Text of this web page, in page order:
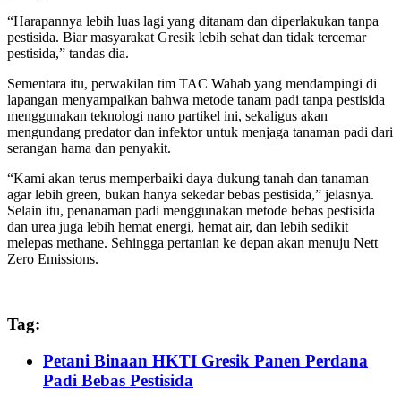
“Harapannya lebih luas lagi yang ditanam dan diperlakukan tanpa
pestisida. Biar masyarakat Gresik lebih sehat dan tidak tercemar
pestisida,” tandas dia.
Sementara itu, perwakilan tim TAC Wahab yang mendampingi di
lapangan menyampaikan bahwa metode tanam padi tanpa pestisida
menggunakan teknologi nano partikel ini, sekaligus akan
mengundang predator dan infektor untuk menjaga tanaman padi dari
serangan hama dan penyakit.
“Kami akan terus memperbaiki daya dukung tanah dan tanaman
agar lebih green, bukan hanya sekedar bebas pestisida,” jelasnya.
Selain itu, penanaman padi menggunakan metode bebas pestisida
dan urea juga lebih hemat energi, hemat air, dan lebih sedikit
melepas methane. Sehingga pertanian ke depan akan menuju Nett
Zero Emissions.
Tag:
Petani Binaan HKTI Gresik Panen Perdana
Padi Bebas Pestisida